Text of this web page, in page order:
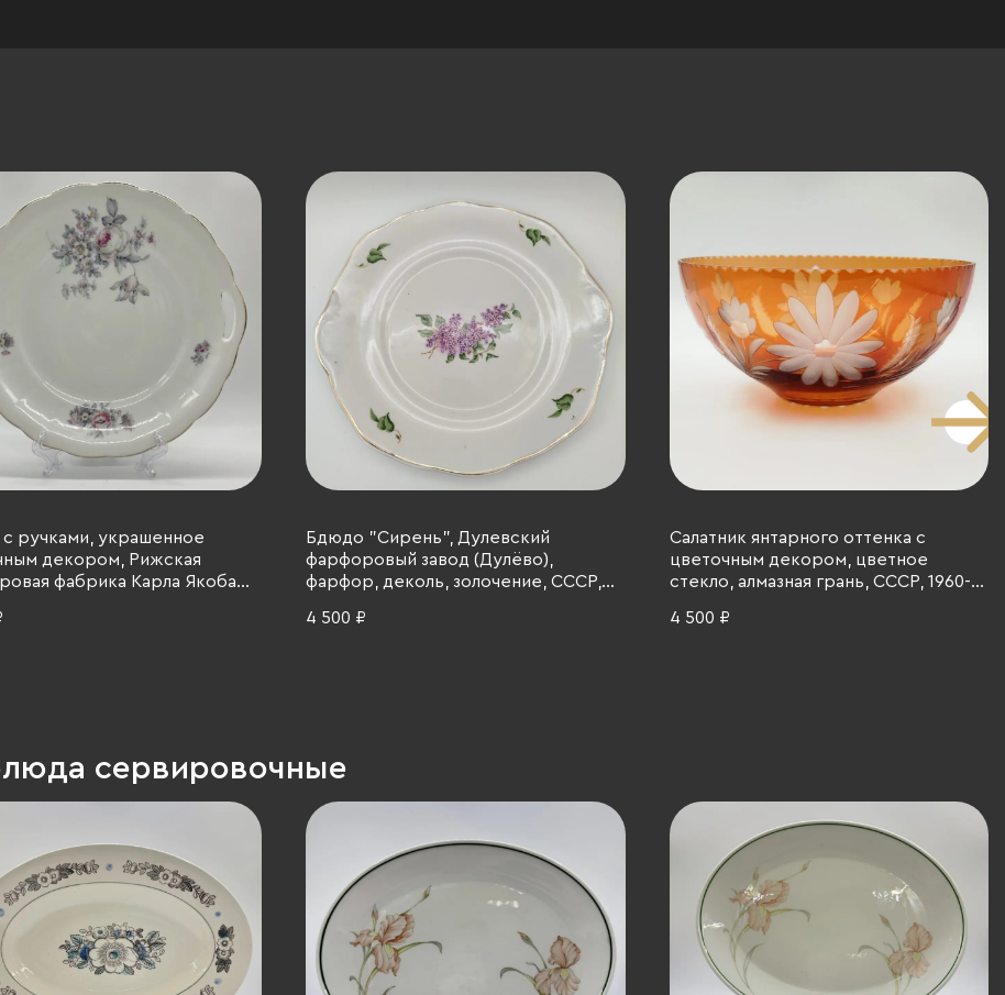
ручками, украшенное
декором, Рижская
фабрика Карла Якоба
Латвия, 1936-1945 гг.
Бдюдо "Сирень", Дулевский
фарфоровый завод (Дулёво),
фарфор, деколь, золочение, СССР,
4 500 ₽
Салатник янтарного оттенка с
цветочным декором, цветное
стекло, алмазная грань, СССР, 1960-
4 500 ₽
сервировочные